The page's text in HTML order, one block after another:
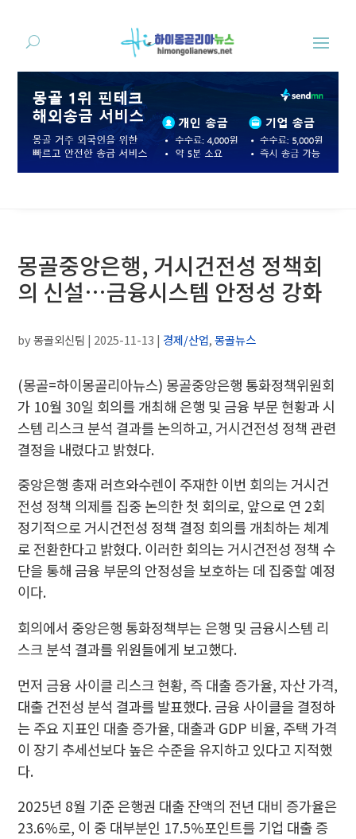
몽골중앙은행, 거시건전성 정책회
의 신설…금융시스템 안정성 강화
by몽골외신팀 | 2025-11-13 | 경제/산업,몽골뉴스
(몽골=하이몽골리아뉴스) 몽골중앙은행 통화정책위원회
가 10월 30일 회의를 개최해 은행 및 금융 부문 현황과 시
스템 리스크 분석 결과를 논의하고, 거시건전성 정책 관련
결정을 내렸다고 밝혔다.
중앙은행 총재 러흐와수렌이 주재한 이번 회의는 거시건
전성 정책 의제를 집중 논의한 첫 회의로, 앞으로 연 2회
정기적으로 거시건전성 정책 결정 회의를 개최하는 체계
로 전환한다고 밝혔다. 이러한 회의는 거시건전성 정책 수
단을 통해 금융 부문의 안정성을 보호하는 데 집중할 예정
이다.
회의에서 중앙은행 통화정책부는 은행 및 금융시스템 리
스크 분석 결과를 위원들에게 보고했다.
먼저 금융 사이클 리스크 현황, 즉 대출 증가율, 자산 가격,
대출 건전성 분석 결과를 발표했다. 금융 사이클을 결정하
는 주요 지표인 대출 증가율, 대출과 GDP 비율, 주택 가격
이 장기 추세선보다 높은 수준을 유지하고 있다고 지적했
다.
2025년 8월 기준 은행권 대출 잔액의 전년 대비 증가율은
23.6%로, 이 중 대부분인 17.5%포인트를 기업 대출 증